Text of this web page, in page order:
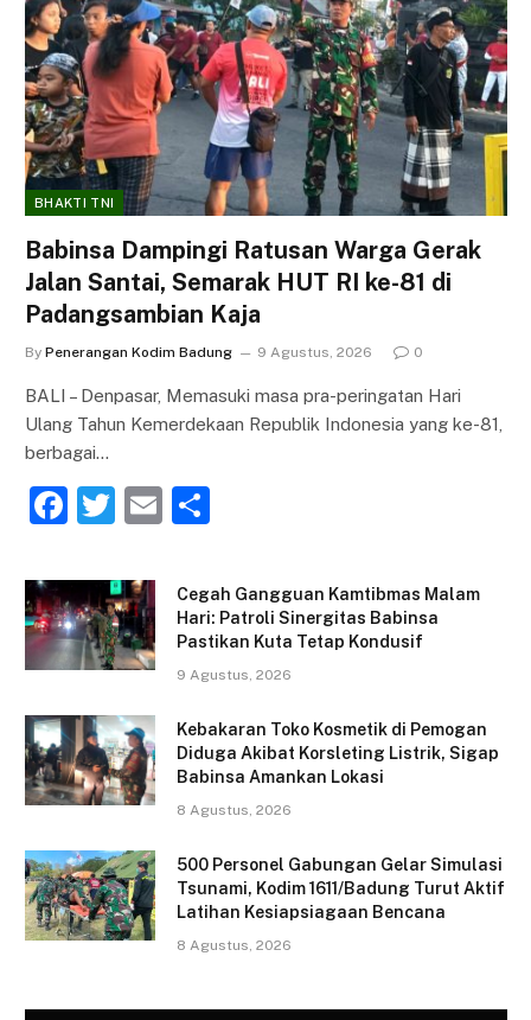
BHAKTI TNI
Babinsa Dampingi Ratusan Warga Gerak
Jalan Santai, Semarak HUT RI ke-81 di
Padangsambian Kaja
By Penerangan Kodim Badung 9 Agustus, 2026 0
BALI – Denpasar, Memasuki masa pra-peringatan Hari
Ulang Tahun Kemerdekaan Republik Indonesia yang ke-81,
berbagai…
F
c
e
b
o
k
T
itt
er
E
ai ar
e
Cegah Gangguan Kamtibmas Malam
Hari: Patroli Sinergitas Babinsa
Pastikan Kuta Tetap Kondusif
9 Agustus, 2026
Kebakaran Toko Kosmetik di Pemogan
Diduga Akibat Korsleting Listrik, Sigap
Babinsa Amankan Lokasi
8 Agustus, 2026
500 Personel Gabungan Gelar Simulasi
Tsunami, Kodim 1611/Badung Turut Aktif
Latihan Kesiapsiagaan Bencana
8 Agustus, 2026